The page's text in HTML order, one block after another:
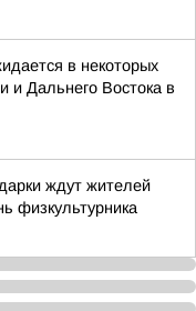
в некоторых
и Дальнего Востока в
ждут жителей
физкультурника